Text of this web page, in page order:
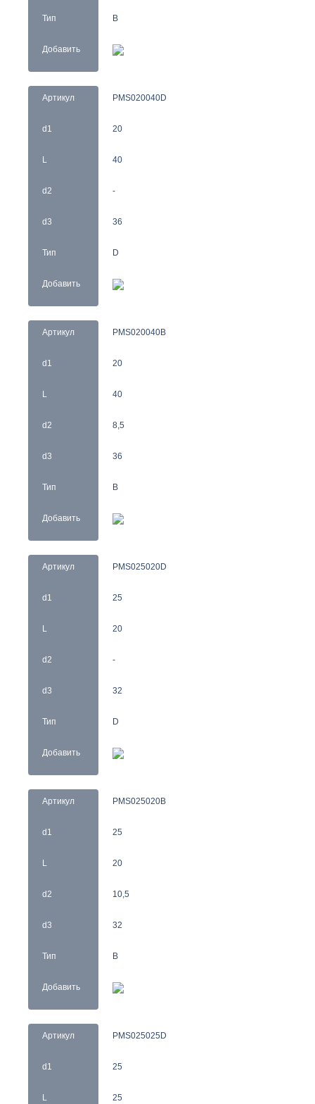
Тип
Добавить
B
Артикул
d1
L
d2
d3
Тип
Добавить
PMS020040D
20
40
-
36
D
Артикул
d1
L
d2
d3
Тип
Добавить
PMS020040B
20
40
8,5
36
B
Артикул
d1
L
d2
d3
Тип
Добавить
PMS025020D
25
20
-
32
D
Артикул
d1
L
d2
d3
Тип
Добавить
PMS025020B
25
20
10,5
32
B
Артикул
d1
L
PMS025025D
25
25